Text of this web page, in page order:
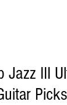
Jazz III
Picks